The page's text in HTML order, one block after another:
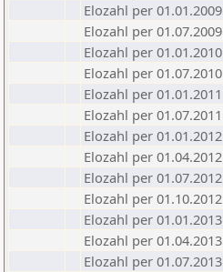
Elozahl per 01.01.2009
Elozahl per 01.07.2009
Elozahl per 01.01.2010
Elozahl per 01.07.2010
Elozahl per 01.01.2011
Elozahl per 01.07.2011
Elozahl per 01.01.2012
Elozahl per 01.04.2012
Elozahl per 01.07.2012
Elozahl per 01.10.2012
Elozahl per 01.01.2013
Elozahl per 01.04.2013
Elozahl per 01.07.2013